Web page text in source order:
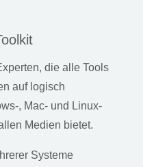
die alle Tools
auf logisch
, Mac- und Linux-
Medien bietet.
Systeme